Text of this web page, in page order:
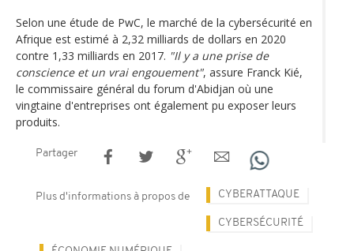
Selon une étude de PwC, le marché de la cybersécurité en
Afrique est estimé à 2,32 milliards de dollars en 2020
contre 1,33 milliards en 2017. "Il y a une prise de
conscience et un vrai engouement", assure Franck Kié,
le commissaire général du forum d'Abidjan où une
vingtaine d'entreprises ont également pu exposer leurs
produits.
Partager
Plus d'informations à propos de CYBERATTAQUE
CYBERSÉCURITÉ